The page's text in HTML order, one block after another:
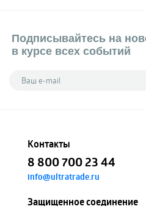
Подписывайтесь на
в курсе всех событий
Контакты
8 800 700 23 44
info@ultratrade.ru
Защищенное соединение